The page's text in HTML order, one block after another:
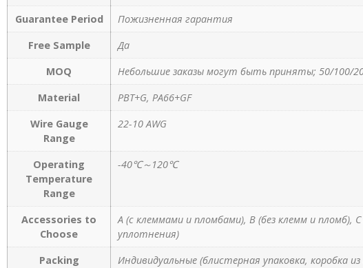
Guarantee Period
Пожизненная гарантия
Free Sample
Да
MOQ
Небольшие заказы могут быть приняты; 50/100/
Material
PBT+G, PA66+GF
Wire Gauge
Range
22-10 AWG
Operating
Temperature
Range
-40℃～120℃
Accessories to
Choose
A (с клеммами и пломбами), B (без клемм и пломб),
уплотнения)
Packing
Индивидуальные (блистерная упаковка, коробка